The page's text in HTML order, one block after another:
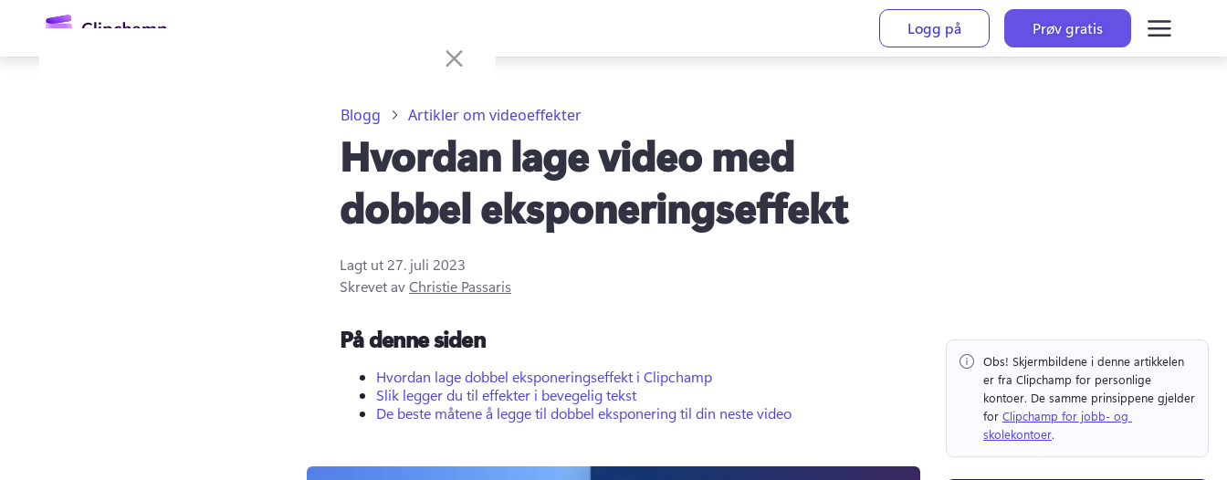
Logg på
Prøv gratis
Blogg Artikler om videoeffekter
Hvordan lage video med
dobbel eksponeringseffekt
Lagt ut 27. juli 2023
Skrevet avChristie Passaris
På denne siden
Hvordan lage dobbel eksponeringseffekt i Clipchamp
Slik legger du til effekter i bevegelig tekst
De beste måtene å legge til dobbel eksponering til din neste video
Obs! Skjermbildene i denne artikkelen
er fra Clipchamp for personlige
kontoer. De samme prinsippene gjelder
for Clipchamp for jobb- og
skolekontoer.